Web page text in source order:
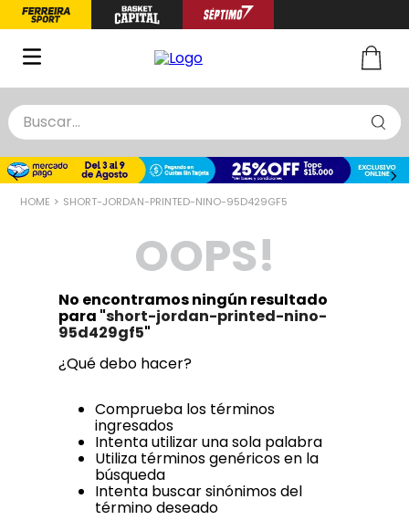
Buscar...
SHORT-JORDAN-PRINTED-NINO-95D429GF5
OOPS!
No encontramos ningún resultado
para "short-jordan-printed-nino-
95d429gf5"
¿Qué debo hacer?
Comprueba los términos
ingresados
Intenta utilizar una sola palabra
Utiliza términos genéricos en la
búsqueda
Intenta buscar sinónimos del
término deseado
TÉRMINOS MÁS BUSCADOS
1.
zapatillas basquet
chinelas